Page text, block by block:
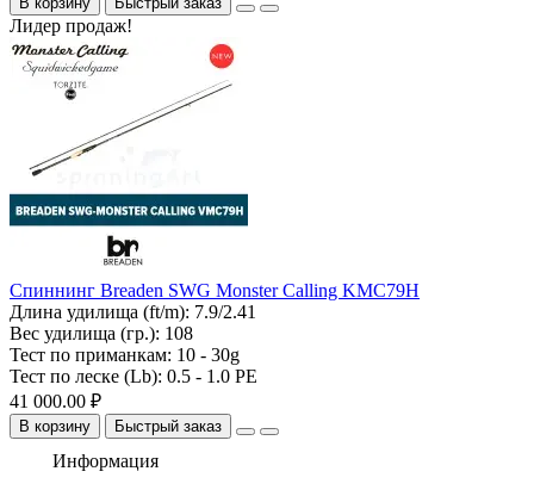
Лидер продаж!
Спиннинг Breaden SWG Monster Calling KMC79H
Длина удилища (ft/m): 7.9/2.41
Вес удилища (гр.): 108
Тест по приманкам: 10 - 30g
Тест по леске (Lb): 0.5 - 1.0 PE
41 000.00 ₽
В корзину Быстрый заказ
Информация